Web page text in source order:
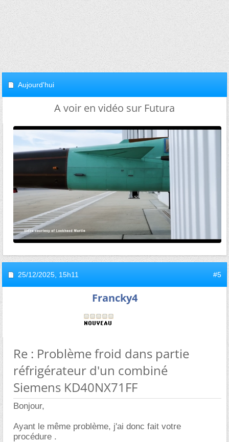
Aujourd'hui
A voir en vidéo sur Futura
25/12/2025, 15h11 #5
Francky4
Re : Problème froid dans partie
réfrigérateur d'un combiné
Siemens KD40NX71FF
Bonjour,
Ayant le même problème, j'ai donc fait votre
procédure .